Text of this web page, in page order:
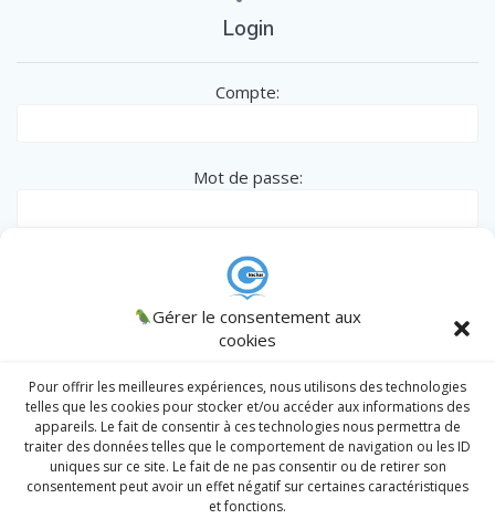
Gérer le consentement aux
cookies
Pour offrir les meilleures expériences, nous utilisons des technologies
telles que les cookies pour stocker et/ou accéder aux informations des
appareils. Le fait de consentir à ces technologies nous permettra de
traiter des données telles que le comportement de navigation ou les ID
uniques sur ce site. Le fait de ne pas consentir ou de retirer son
consentement peut avoir un effet négatif sur certaines caractéristiques
et fonctions.
Login
Compte:
Mot de passe:
Remember me
|Lost password?
CINCLUS
© 2026 CINCLUS
spécialiste de l'Inclusion des personnes en
situation particulière - Association W133036538 .
Admin/
Prendre un RDV
Division Sociale